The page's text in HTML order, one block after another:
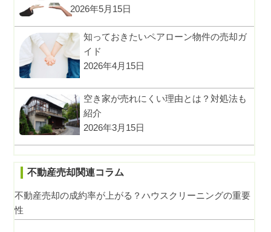
2026年5月15日
知っておきたいペアローン物件の売却ガ
イド
2026年4月15日
空き家が売れにくい理由とは？対処法も
紹介
2026年3月15日
不動産売却関連コラム
不動産売却の成約率が上がる？ハウスクリーニングの重要
性